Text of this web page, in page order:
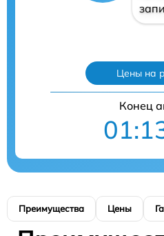
Цены на
Конец
Преимущества Цены